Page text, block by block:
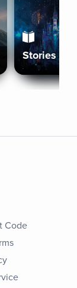
Stories
Code